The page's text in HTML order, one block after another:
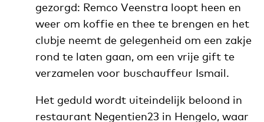
gezorgd: Remco Veenstra loopt heen en
weer om koffie en thee te brengen en het
clubje neemt de gelegenheid om een zakje
rond te laten gaan, om een vrije gift te
verzamelen voor buschauffeur Ismail.
Het geduld wordt uiteindelijk beloond in
restaurant Negentien23 in Hengelo, waar